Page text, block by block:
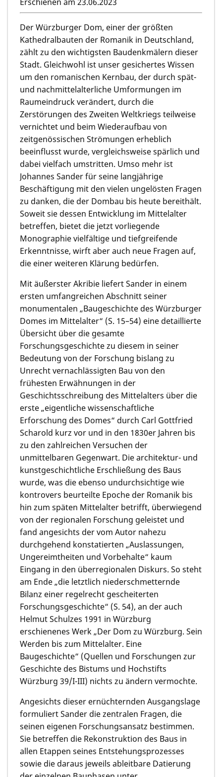
Der Würzburger Dom, einer der größten
Kathedralbauten der Romanik in Deutschland,
zählt zu den wichtigsten Baudenkmälern dieser
Stadt. Gleichwohl ist unser gesichertes Wissen
um den romanischen Kernbau, der durch spät-
und nachmittelalterliche Umformungen im
Raumeindruck verändert, durch die
Zerstörungen des Zweiten Weltkriegs teilweise
vernichtet und beim Wiederaufbau von
zeitgenössischen Strömungen erheblich
beeinflusst wurde, vergleichsweise spärlich und
dabei vielfach umstritten. Umso mehr ist
Johannes Sander für seine langjährige
Beschäftigung mit den vielen ungelösten Fragen
zu danken, die der Dombau bis heute bereithält.
Soweit sie dessen Entwicklung im Mittelalter
betreffen, bietet die jetzt vorliegende
Monographie vielfältige und tiefgreifende
Erkenntnisse, wirft aber auch neue Fragen auf,
die einer weiteren Klärung bedürfen.
Mit äußerster Akribie liefert Sander in einem
ersten umfangreichen Abschnitt seiner
monumentalen „Baugeschichte des Würzburger
Domes im Mittelalter“ (S. 15–54) eine detaillierte
Übersicht über die gesamte
Forschungsgeschichte zu diesem in seiner
Bedeutung von der Forschung bislang zu
Unrecht vernachlässigten Bau von den
frühesten Erwähnungen in der
Geschichtsschreibung des Mittelalters über die
erste „eigentliche wissenschaftliche
Erforschung des Domes“ durch Carl Gottfried
Scharold kurz vor und in den 1830er Jahren bis
zu den zahlreichen Versuchen der
unmittelbaren Gegenwart. Die architektur- und
kunstgeschichtliche Erschließung des Baus
wurde, was die ebenso undurchsichtige wie
kontrovers beurteilte Epoche der Romanik bis
hin zum späten Mittelalter betrifft, überwiegend
von der regionalen Forschung geleistet und
fand angesichts der vom Autor nahezu
durchgehend konstatierten „Auslassungen,
Ungereimtheiten und Vorbehalte“ kaum
Eingang in den überregionalen Diskurs. So steht
am Ende „die letztlich niederschmetternde
Bilanz einer regelrecht gescheiterten
Forschungsgeschichte“ (S. 54), an der auch
Helmut Schulzes 1991 in Würzburg
erschienenes Werk „Der Dom zu Würzburg. Sein
Werden bis zum Mittelalter. Eine
Baugeschichte“ (Quellen und Forschungen zur
Geschichte des Bistums und Hochstifts
Würzburg 39/I-III) nichts zu ändern vermochte.
Angesichts dieser ernüchternden Ausgangslage
formuliert Sander die zentralen Fragen, die
seinen eigenen Forschungsansatz bestimmen.
Sie betreffen die Rekonstruktion des Baus in
allen Etappen seines Entstehungsprozesses
sowie die daraus jeweils ableitbare Datierung